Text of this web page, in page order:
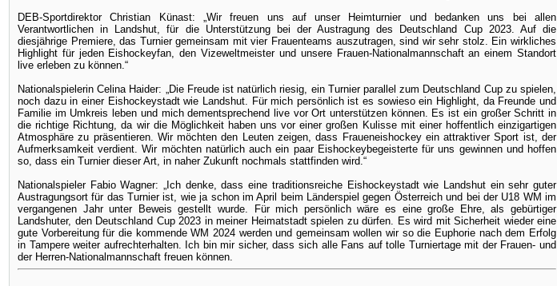
DEB-Sportdirektor Christian Künast: „Wir freuen uns auf unser Heimturnier und bedanken uns bei allen
Verantwortlichen in Landshut, für die Unterstützung bei der Austragung des Deutschland Cup 2023. Auf die
diesjährige Premiere, das Turnier gemeinsam mit vier Frauenteams auszutragen, sind wir sehr stolz. Ein wirkliches
Highlight für jeden Eishockeyfan, den Vizeweltmeister und unsere Frauen-Nationalmannschaft an einem Standort
live erleben zu können.“
Nationalspielerin Celina Haider: „Die Freude ist natürlich riesig, ein Turnier parallel zum Deutschland Cup zu spielen,
noch dazu in einer Eishockeystadt wie Landshut. Für mich persönlich ist es sowieso ein Highlight, da Freunde und
Familie im Umkreis leben und mich dementsprechend live vor Ort unterstützen können. Es ist ein großer Schritt in
die richtige Richtung, da wir die Möglichkeit haben uns vor einer großen Kulisse mit einer hoffentlich einzigartigen
Atmosphäre zu präsentieren. Wir möchten den Leuten zeigen, dass Fraueneishockey ein attraktiver Sport ist, der
Aufmerksamkeit verdient. Wir möchten natürlich auch ein paar Eishockeybegeisterte für uns gewinnen und hoffen
so, dass ein Turnier dieser Art, in naher Zukunft nochmals stattfinden wird.“
Nationalspieler Fabio Wagner: „Ich denke, dass eine traditionsreiche Eishockeystadt wie Landshut ein sehr guter
Austragungsort für das Turnier ist, wie ja schon im April beim Länderspiel gegen Österreich und bei der U18 WM im
vergangenen Jahr unter Beweis gestellt wurde. Für mich persönlich wäre es eine große Ehre, als gebürtiger
Landshuter, den Deutschland Cup 2023 in meiner Heimatstadt spielen zu dürfen. Es wird mit Sicherheit wieder eine
gute Vorbereitung für die kommende WM 2024 werden und gemeinsam wollen wir so die Euphorie nach dem Erfolg
in Tampere weiter aufrechterhalten. Ich bin mir sicher, dass sich alle Fans auf tolle Turniertage mit der Frauen- und
der Herren-Nationalmannschaft freuen können.